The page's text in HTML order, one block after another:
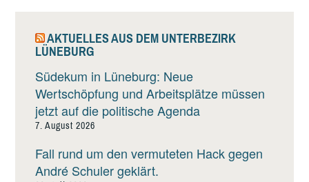
AKTUELLES AUS DEM UNTERBEZIRK
LÜNEBURG
Südekum in Lüneburg: Neue
Wertschöpfung und Arbeitsplätze müssen
jetzt auf die politische Agenda
7. August 2026
Fall rund um den vermuteten Hack gegen
André Schuler geklärt.